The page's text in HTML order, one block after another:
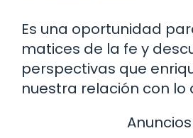
Es una oportunidad
matices de la fe y
perspectivas que
nuestra relación con lo
Anuncios